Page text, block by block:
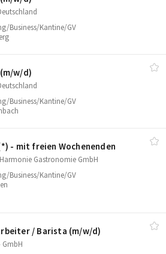
Business/Kantine/GV
​w/​d)
Business/Kantine/GV
- mit freien Wochenenden
Gastronomie GmbH
Business/Kantine/GV
/​ Barista (m/​w/​d)